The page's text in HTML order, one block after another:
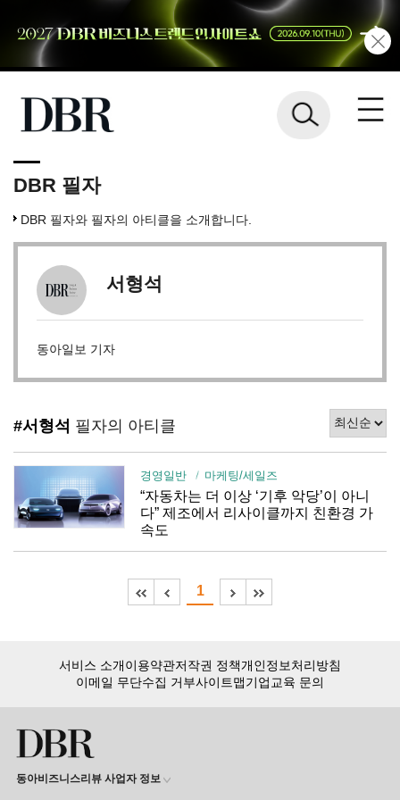
DBR 필자
DBR 필자와 필자의 아티클을 소개합니다.
서형석
동아일보 기자
#서형석 필자의 아티클
경영일반 마케팅/세일즈
“자동차는 더 이상 ‘기후 악당’이 아니
다” 제조에서 리사이클까지 친환경 가
속도
1
서비스 소개이용약관저작권 정책개인정보처리방침
이메일 무단수집 거부사이트맵기업교육 문의
동아비즈니스리뷰 사업자 정보